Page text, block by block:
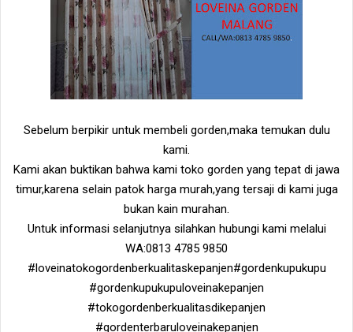
Sebelum berpikir untuk membeli gorden,maka temukan dulu
kami.
Kami akan buktikan bahwa kami toko gorden yang tepat di jawa
timur,karena selain patok harga murah,yang tersaji di kami juga
bukan kain murahan.
Untuk informasi selanjutnya silahkan hubungi kami melalui
WA:0813 4785 9850
#loveinatokogordenberkualitaskepanjen#gordenkupukupu
#gordenkupukupuloveinakepanjen
#tokogordenberkualitasdikepanjen
#gordenterbaruloveinakepanjen